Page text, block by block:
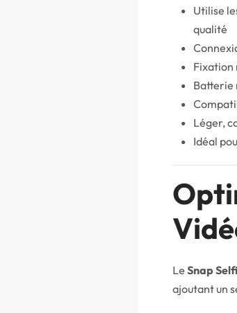
Utilise
qualité
Fixation
Batterie
Léger,
Idéal
LeSnap
ajoutant un